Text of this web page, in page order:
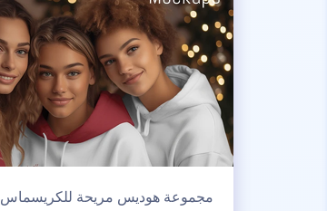
مجموعة هوديس مريحة للكريسماس